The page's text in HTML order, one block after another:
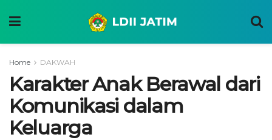
Home DAKWAH
Karakter Anak Berawal dari
Komunikasi dalam
Keluarga